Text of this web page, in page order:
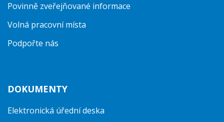
Povinně zveřejňované informace
Volná pracovní místa
Podpořte nás
DOKUMENTY
Elektronická úřední deska